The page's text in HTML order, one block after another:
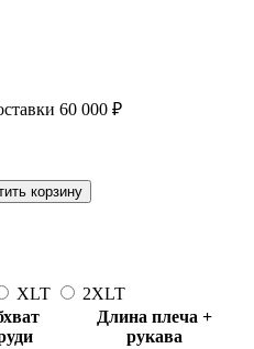
60 000 ₽
корзину
XLT
2XLT
Длина плеча +
рукава